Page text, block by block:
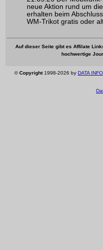
neue Aktion rund um
erhalten beim
WM-Trikot gratis oder
Auf dieser Seite gibt es Affilate
hochwertige
©Copyright1998-2026 by DATA